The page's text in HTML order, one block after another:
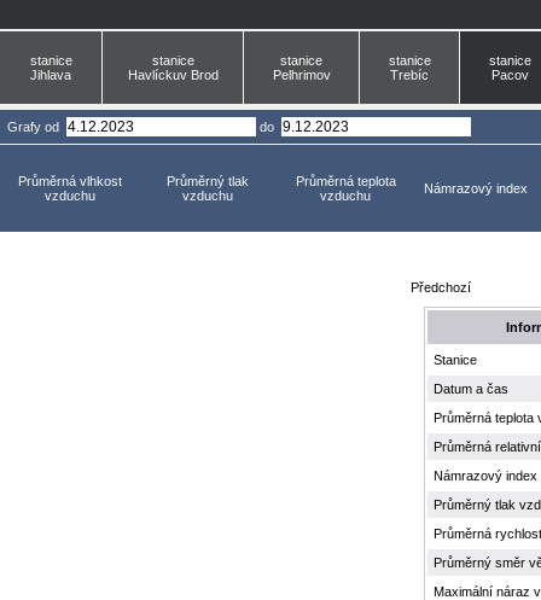
stanice
Jihlava
stanice
Havlíckuv Brod
stanice
Pelhrimov
stanice
Trebíc
stanice
Pacov
Grafy od do
Průměrná vlhkost
vzduchu
Průměrný tlak
vzduchu
Průměrná teplota
vzduchu
Námrazový index
Předchozí
Stanice
Datum a čas
Průměrná teplota
Průměrná
Námrazový index
Průměrný tlak
Průměrná
Průměrný směr
Maximální náraz